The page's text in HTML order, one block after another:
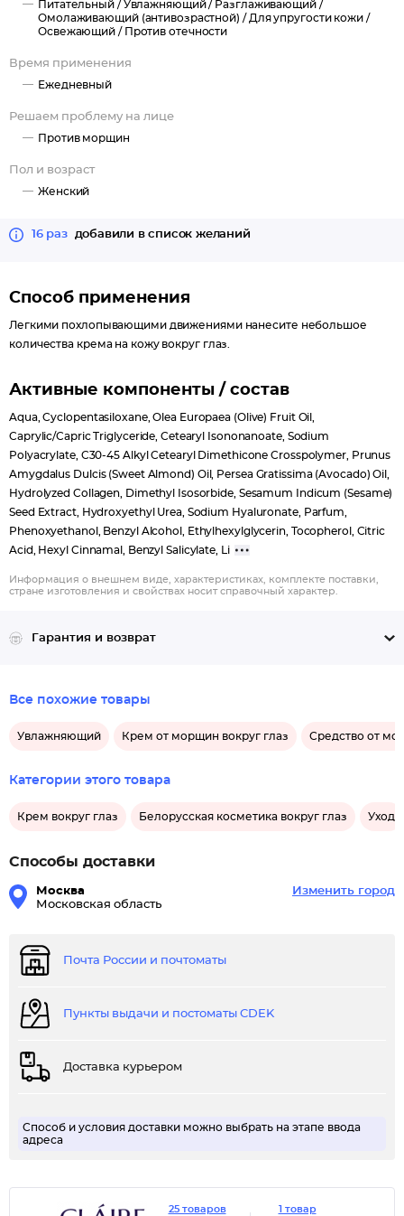
мимические морщины
Питательный /Увлажняющий / Разглаживающий /
Омолаживающий (антивозрастной) / Для упругости кожи /
Освежающий / Против отечности
Время применения
Ежедневный
Решаем проблему на лице
Против морщин
Пол и возраст
Женский
16 раз добавили в список желаний
Способ применения
Легкими похлопывающими движениями нанесите небольшое
количества крема на кожу вокруг глаз.
Активные компоненты / состав
Aqua, Cyclopentasiloxane, Olea Europaea (Olive) Fruit Oil,
Caprylic/Capric Triglyceride, Cetearyl Isononanoate, Sodium
Polyacrylate, C30-45 Alkyl Cetearyl Dimethicone Crosspolymer, Prunus
Amygdalus Dulcis (Sweet Almond) Oil, Persea Gratissima (Avocado) Oil,
Hydrolyzed Collagen, Dimethyl Isosorbide, Sesamum Indicum (Sesame)
Seed Extract, Hydroxyethyl Urea, Sodium Hyaluronate, Parfum,
Phenoxyethanol, Benzyl Alcohol, Ethylhexylglycerin, Tocopherol, Citric
Acid, Hexyl Cinnamal, Benzyl Salicylate, Li
Информация о внешнем виде, характеристиках, комплекте поставки,
стране изготовления и свойствах носит справочный характер.
Гарантия и возврат
Все похожие товары
Увлажняющий Крем от морщин вокруг глаз Средство от
Категории этого товара
Крем вокруг глаз Белорусская косметика вокруг глаз Уход
Способы доставки
Москва
Московская область
Изменить город
Почта России и почтоматы
Пункты выдачи и постоматы CDEK
Доставка курьером
Способ и условия доставки можно выбрать на этапе ввода
адреса
25 товаров
1 товар